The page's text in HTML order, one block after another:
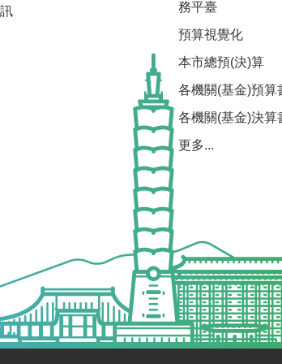
務平臺
預算視覺化
本市總預(決)算
各機關(基金)預算
各機關(基金)決算
更多...